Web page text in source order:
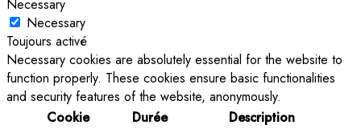
Necessary
Necessary
Toujours activé
Necessary cookies are absolutely essential for the website to
function properly. These cookies ensure basic functionalities
and security features of the website, anonymously.
Cookie
Durée Description